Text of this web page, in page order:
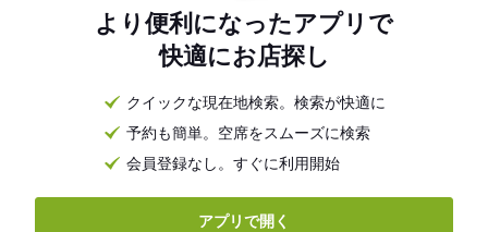
より便利になったアプリで
快適にお店探し
クイックな現在地検索。検索が快適に
予約も簡単。空席をスムーズに検索
会員登録なし。すぐに利用開始
アプリで開く